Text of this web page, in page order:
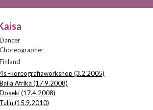
Dancer
Choreographer
Finland
4s -koreografiaworkshop (3.2.2005)
Baila Afrika (17.9.2008)
Doseki (17.4.2008)
Tulin (15.9.2010)